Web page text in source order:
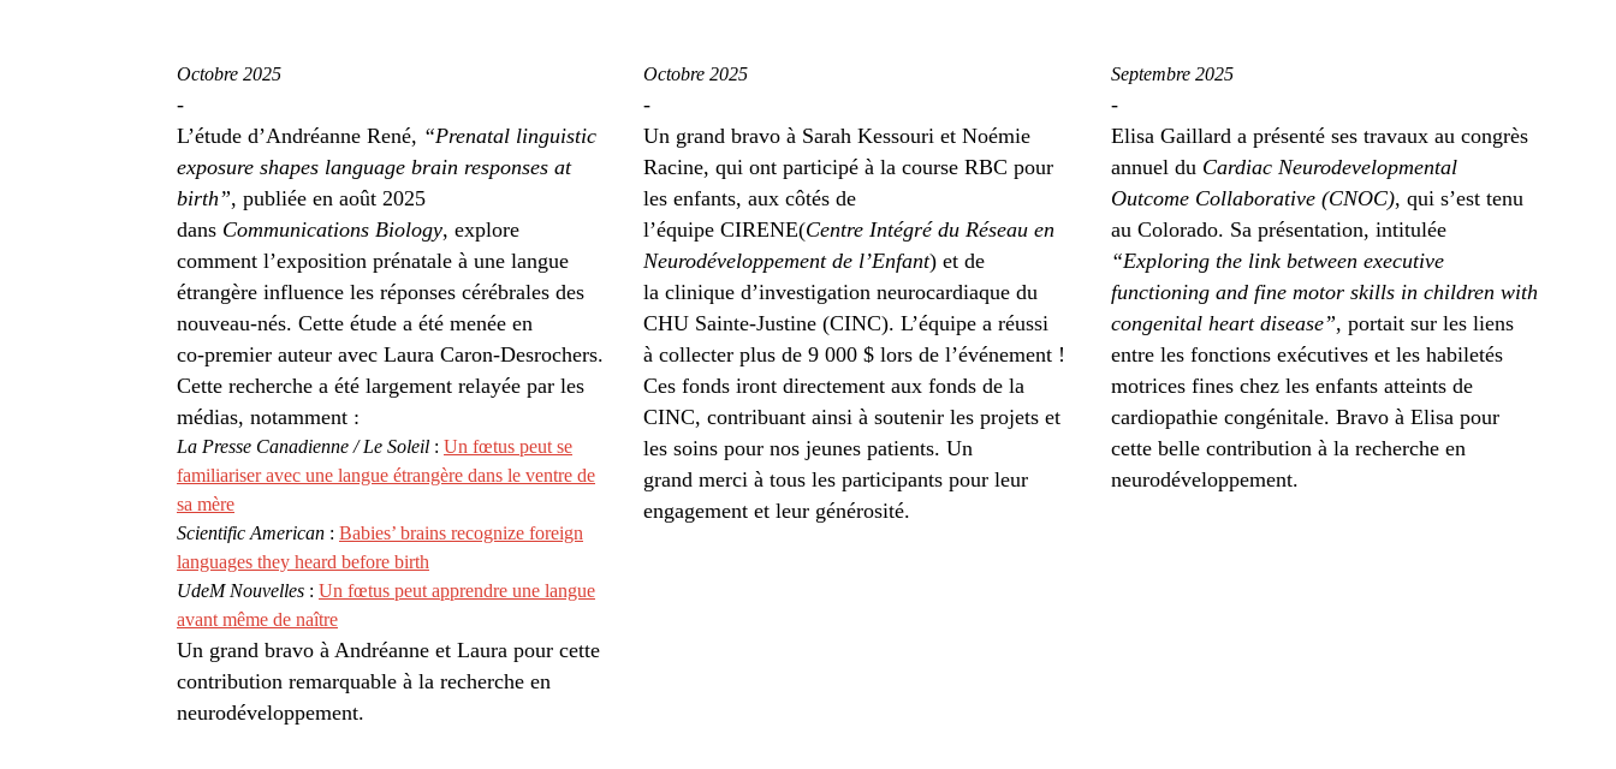
Octobre 2025
-
L’étude d’Andréanne René, “Prenatal linguistic
exposure shapes language brain responses at
birth”, publiée en août 2025
dans Communications Biology, explore
comment l’exposition prénatale à une langue
étrangère influence les réponses cérébrales des
nouveau-nés. Cette étude a été menée en
co‑premier auteur avec Laura Caron-Desrochers.
Cette recherche a été largement relayée par les
médias, notamment :
La Presse Canadienne / Le Soleil : Un fœtus peut se
familiariser avec une langue étrangère dans le ventre de
sa mère
Scientific American : Babies’ brains recognize foreign
languages they heard before birth
UdeM Nouvelles : Un fœtus peut apprendre une langue
avant même de naître
Un grand bravo à Andréanne et Laura pour cette
contribution remarquable à la recherche en
neurodéveloppement.
Octobre 2025
-
Un grand bravo à Sarah Kessouri et Noémie
Racine, qui ont participé à la course RBC pour
les enfants, aux côtés de
l’équipe CIRENE(Centre Intégré du Réseau en
Neurodéveloppement de l’Enfant) et de
la clinique d’investigation neurocardiaque du
CHU Sainte-Justine (CINC). L’équipe a réussi
à collecter plus de 9 000 $ lors de l’événement !
Ces fonds iront directement aux fonds de la
CINC, contribuant ainsi à soutenir les projets et
les soins pour nos jeunes patients. Un
grand merci à tous les participants pour leur
engagement et leur générosité.
Septembre 2025
-
Elisa Gaillard a présenté ses travaux au congrès
annuel du Cardiac Neurodevelopmental
Outcome Collaborative (CNOC), qui s’est tenu
au Colorado. Sa présentation, intitulée
“Exploring the link between executive
functioning and fine motor skills in children with
congenital heart disease”, portait sur les liens
entre les fonctions exécutives et les habiletés
motrices fines chez les enfants atteints de
cardiopathie congénitale. Bravo à Elisa pour
cette belle contribution à la recherche en
neurodéveloppement.